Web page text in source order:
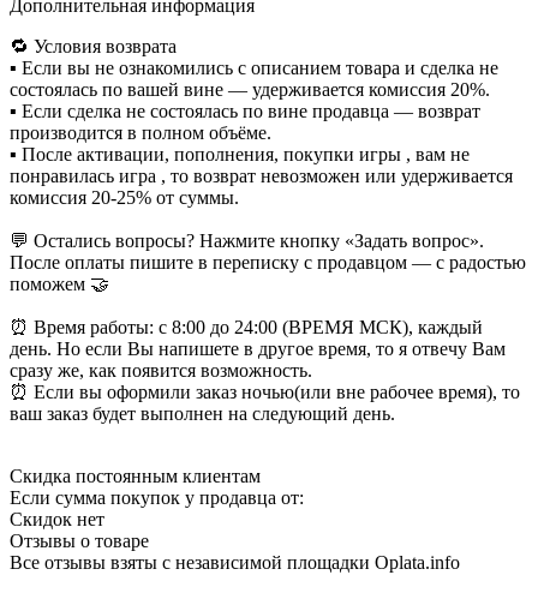
Дополнительная информация
🔁 Условия возврата
▪️ Если вы не ознакомились с описанием товара и сделка не
состоялась по вашей вине — удерживается комиссия 20%.
▪️ Если сделка не состоялась по вине продавца — возврат
производится в полном объёме.
▪️ После активации, пополнения, покупки игры , вам не
понравилась игра , то возврат невозможен или удерживается
комиссия 20-25% от суммы.
💬 Остались вопросы? Нажмите кнопку «Задать вопрос».
После оплаты пишите в переписку с продавцом — с радостью
поможем 🤝
⏰ Время работы: с 8:00 до 24:00 (ВРЕМЯ МСК), каждый
день. Но если Вы напишете в другое время, то я отвечу Вам
сразу же, как появится возможность.
⏰ Если вы оформили заказ ночью(или вне рабочее время), то
ваш заказ будет выполнен на следующий день.
Скидка постоянным клиентам
Если сумма покупок у продавца от:
Скидок нет
Отзывы о товаре
Все отзывы взяты с независимой площадки Oplata.info